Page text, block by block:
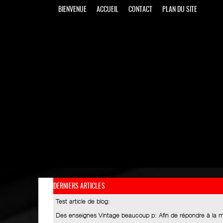
BIENVENUE ACCUEIL CONTACT PLAN DU SITE
DERNIERS ARTICLES
Test article de blog:
Des enseignes Vintage beaucoup p: Afin de répondre à la